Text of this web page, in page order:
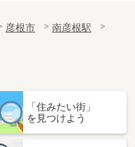
彦根市
南彦根駅
「住みたい街」
を見つけよう